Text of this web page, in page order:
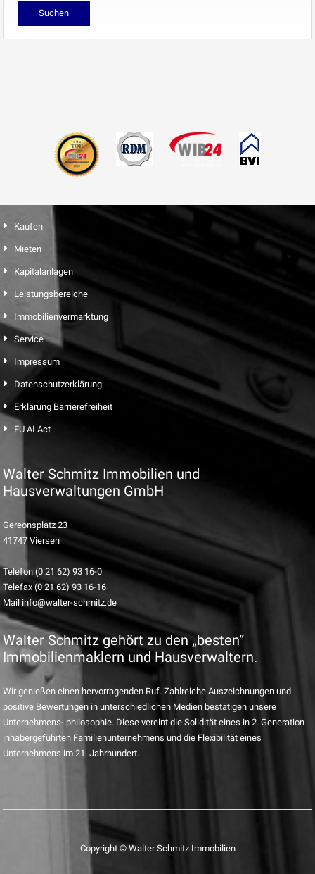
Kaufen
Mieten
Kapitalanlagen
Leistungsbereiche
Immobilienvermarktung
Service
Impressum
Datenschutzerklärung
Erklärung Barrierefreiheit
EU AI Act
Walter Schmitz Immobilien und
Hausverwaltungen GmbH
Gereonsplatz 23
41747 Viersen
Telefon (0 21 62) 93 16-0
Telefax (0 21 62) 93 16-16
Mail info@walter-schmitz.de
Walter Schmitz gehört zu den „besten“
Immobilienmaklern und Hausverwaltern.
Wir genießen einen hervorragenden Ruf. Zahlreiche Auszeichnungen und
positive Bewertungen in unterschiedlichen Medien bestätigen unsere
Unternehmens- philosophie. Diese vereint die Solidität eines in 2. Generation
inhabergeführten Familienunternehmens und die Flexibilität eines
Unternehmens im 21. Jahrhundert.
Copyright © Walter Schmitz Immobilien